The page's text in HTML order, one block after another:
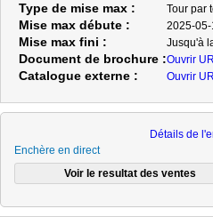
Nous
Type de mise max : Tour par
Mise max débute : 2025-
Mise max fini : Jusqu'à
Document de brochure :Ouvrir
Catalogue externe : Ouvrir
Détails de
Enchère en direct